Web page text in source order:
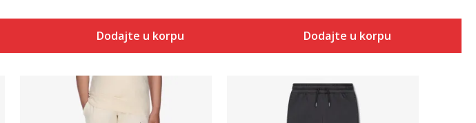
Dodajte u korpu Dodajte u korpu